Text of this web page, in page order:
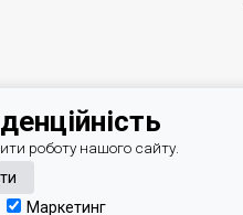
роботу нашого сайту.
Маркетинг